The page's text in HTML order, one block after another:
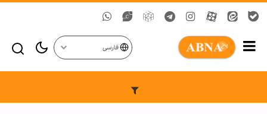
فارسی